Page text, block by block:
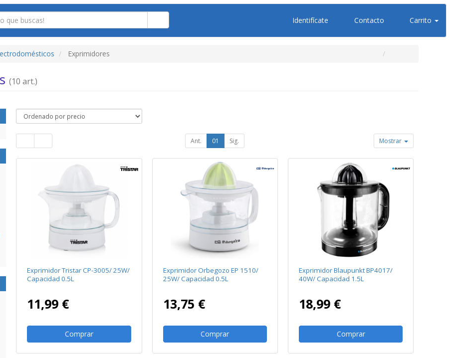
Identifícate Contacto Carrito
Exprimidores
(10 art.)
Ant. 01 Sig. Mostrar
Exprimidor Tristar CP-3005/ 25W/
Capacidad 0.5L
11,99 €
Comprar
Exprimidor Orbegozo EP 1510/
25W/ Capacidad 0.5L
13,75 €
Comprar
Exprimidor Blaupunkt BP4017/
40W/ Capacidad 1.5L
18,99 €
Comprar